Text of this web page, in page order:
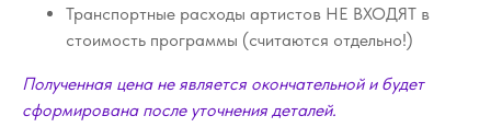
Транспортные расходы артистов НЕ ВХОДЯТ в
стоимость программы (считаются отдельно!)
Полученная цена не является окончательной и будет
сформирована после уточнения деталей.